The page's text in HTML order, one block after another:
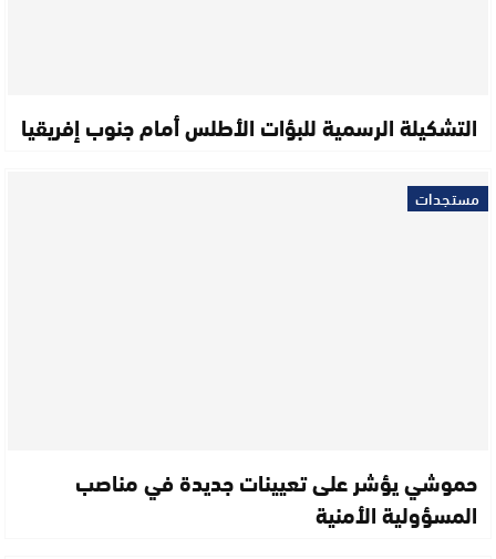
التشكيلة الرسمية للبؤات الأطلس أمام جنوب إفريقيا
مستجدات
حموشي يؤشر على تعيينات جديدة في مناصب
المسؤولية الأمنية